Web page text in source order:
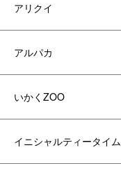
アリクイ
アルパカ
いかくZOO
イニシャルティータイム